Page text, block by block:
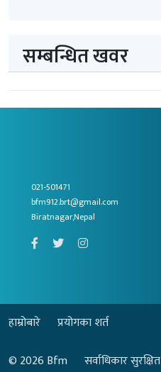
सम्बन्धित खवर
021-501471
bfm912.brt@gmail.com
Biratnagar,Nepal
हाम्रोबारे
प्रयोगका शर्त
© 2026Bfm सर्वाधिकार सुरक्षित